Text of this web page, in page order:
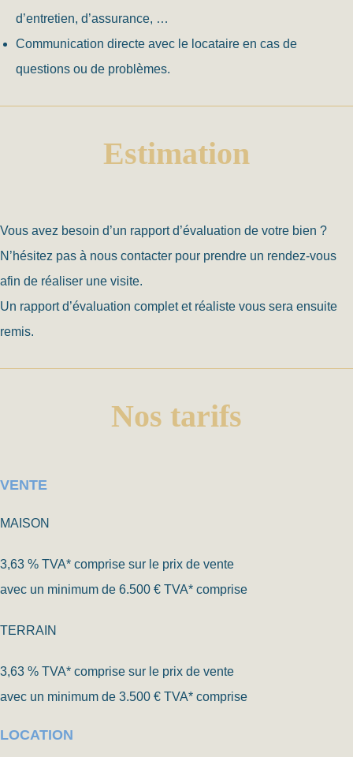
d’entretien, d’assurance, …
Communication directe avec le locataire en cas de
questions ou de problèmes.
Estimation
Vous avez besoin d’un rapport d’évaluation de votre bien ?
N’hésitez pas à nous contacter pour prendre un rendez-vous
afin de réaliser une visite.
Un rapport d’évaluation complet et réaliste vous sera ensuite
remis.
Nos tarifs
VENTE
MAISON
3,63 % TVA* comprise sur le prix de vente
avec un minimum de 6.500 € TVA* comprise
TERRAIN
3,63 % TVA* comprise sur le prix de vente
avec un minimum de 3.500 € TVA* comprise
LOCATION